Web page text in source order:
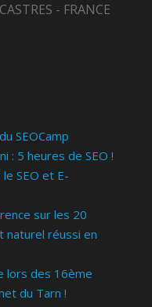
- FRANCE
SEOCamp
: 5 heures de SEO !
SEO et E-
sur les 20
naturel réussi en
lors des 16ème
du Tarn !